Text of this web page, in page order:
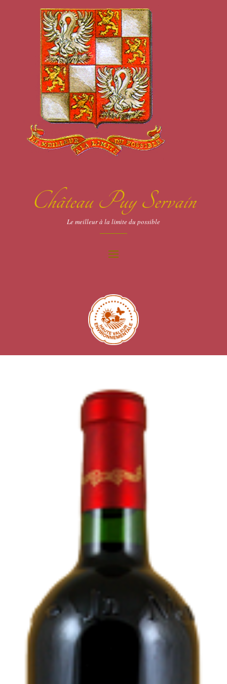
Château Puy Servain
Le meilleur à la limite du possible